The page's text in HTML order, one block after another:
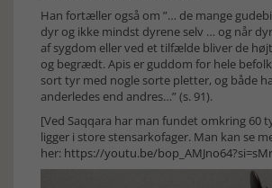
Han fortæller også om ”… de mange
dyr og ikke mindst dyrene selv … og når
af sygdom eller ved et tilfælde bliver de
og begrædt. Apis er guddom for hele
sort tyr med nogle sorte pletter, og både
anderledes end andres…” (s. 91).
[Ved Saqqara har man fundet omkring 60
ligger i store stensarkofager. Man kan se
her: https://youtu.be/